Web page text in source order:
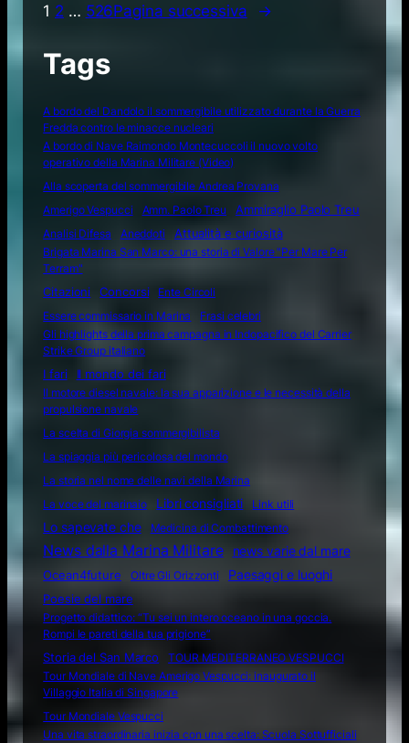
1 2 … 526Pagina successiva →
Tags
A bordo del Dandolo il sommergibile utilizzato durante la Guerra
Fredda contro le minacce nucleari
A bordo di Nave Raimondo Montecuccoli il nuovo volto
operativo della Marina Militare (Video)
Alla scoperta del sommergibile Andrea Provana
Amerigo Vespucci
Amm. Paolo Treu
Ammiraglio Paolo Treu
Analisi Difesa
Aneddoti Attualità e curiosità
Brigata Marina San Marco: una storia di Valore "Per Mare Per
Terram"
Citazioni
Concorsi
Ente Circoli
Essere commissario in Marina
Frasi celebri
Gli highlights della prima campagna in Indopacifico del Carrier
Strike Group italiano
I fari
Il mondo dei fari
Il motore diesel navale: la sua apparizione e le necessità della
propulsione navale
La scelta di Giorgia sommergibilista
La spiaggia più pericolosa del mondo
La storia nel nome delle navi della Marina
La voce del marinaio
Libri consigliati Link utili
Lo sapevate che Medicina di Combattimento
News dalla Marina Militare
news varie dal mare
Ocean4future
Oltre Gli Orizzonti
Paesaggi e luoghi
Poesie del mare
Progetto didattico: “Tu sei un intero oceano in una goccia.
Rompi le pareti della tua prigione”
Storia del San Marco
TOUR MEDITERRANEO VESPUCCI
Tour Mondiale di Nave Amerigo Vespucci: inaugurato il
Villaggio Italia di Singapore
Tour Mondiale Vespucci
Una vita straordinaria inizia con una scelta: Scuola Sottufficiali